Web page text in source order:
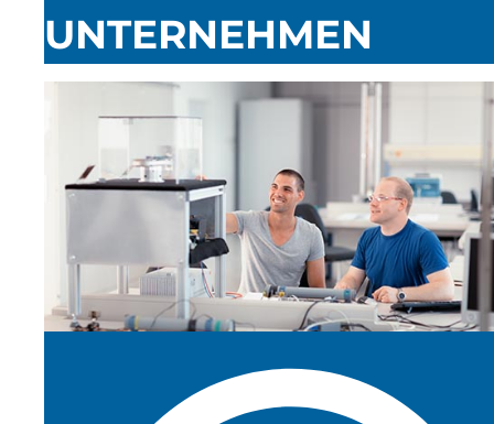
UNTERNEHMEN